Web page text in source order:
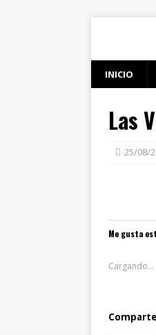
INICIO
Las
25/08/
Me gusta
Cargando...